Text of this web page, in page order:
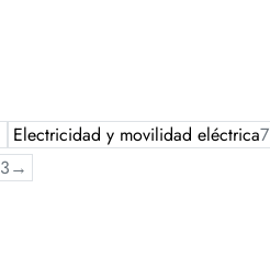
Electricidad y movilidad eléctrica7
3→